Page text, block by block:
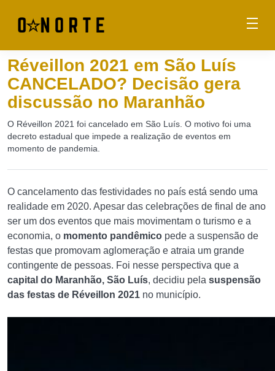
Réveillon 2021 em São Luís
CANCELADO? Decisão gera
discussão no Maranhão
O Réveillon 2021 foi cancelado em São Luís. O motivo foi uma
decreto estadual que impede a realização de eventos em
momento de pandemia.
O cancelamento das festividades no país está sendo uma
realidade em 2020. Apesar das celebrações de final de ano
ser um dos eventos que mais movimentam o turismo e a
economia, o momento pandêmico pede a suspensão de
festas que promovam aglomeração e atraia um grande
contingente de pessoas. Foi nesse perspectiva que a
capital do Maranhão, São Luís, decidiu pela suspensão
das festas de Réveillon 2021 no município.